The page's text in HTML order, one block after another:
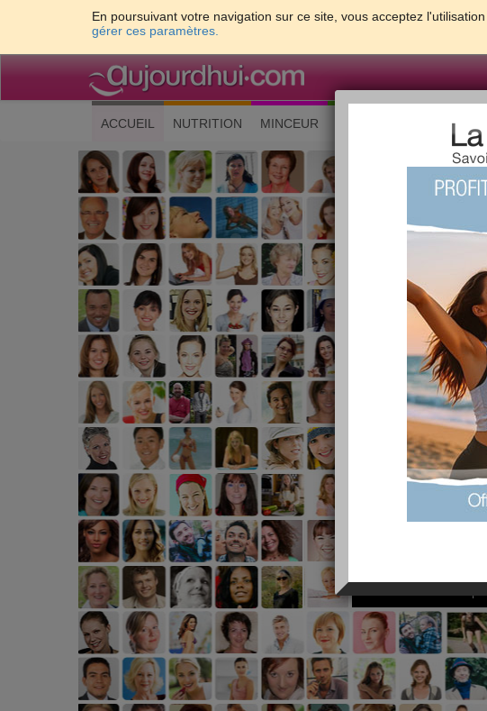
En poursuivant votre navigation sur ce site, vous acceptez
gérer ces paramètres.
ACCUEIL (current)
NUTRITION MINCEUR FORME &
Les
PLUS
EFFICACE